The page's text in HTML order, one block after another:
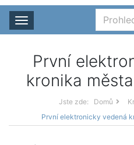
Rozbalit nabídku
První
kronika
Jste zde: Domů
První elektronicky vedená